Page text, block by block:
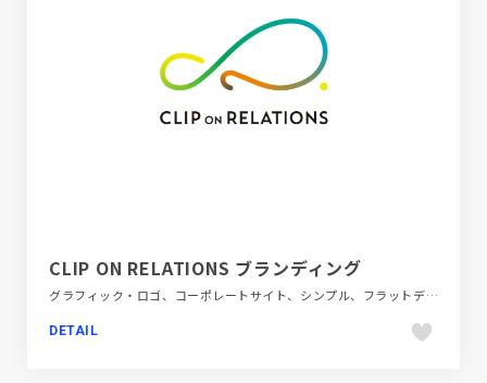
CLIP ON RELATIONS ブランディング
グラフィック・ロゴ、コーポレートサイト、シンプル、フラットデザイン、ホワイト系
DETAIL